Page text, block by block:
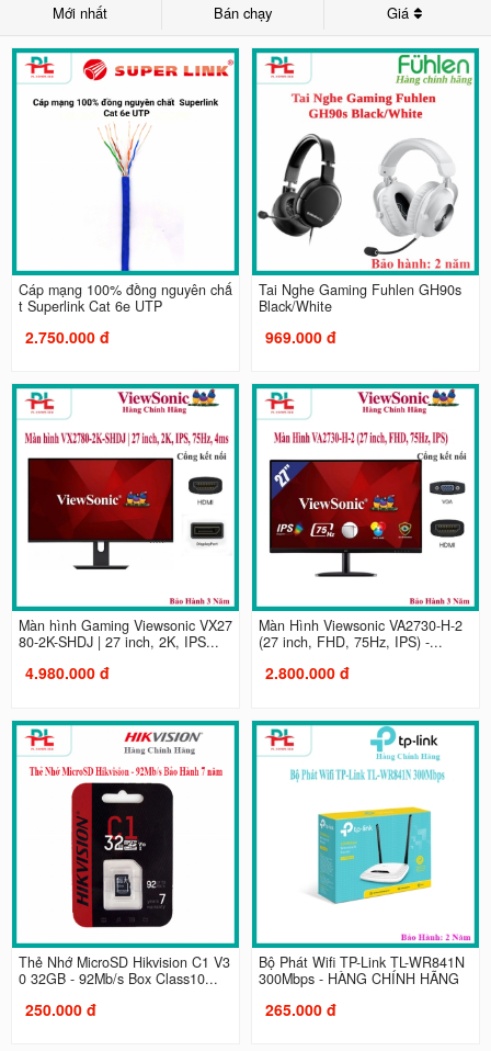
Mới nhất Bán chạy Giá
Cáp mạng 100% đồng nguyên chấ
t Superlink Cat 6e UTP
2.750.000 đ
Tai Nghe Gaming Fuhlen GH90s
Black/White
969.000 đ
Màn hình Gaming Viewsonic VX27
80-2K-SHDJ | 27 inch, 2K, IPS...
4.980.000 đ
Màn Hình Viewsonic VA2730-H-2
(27 inch, FHD, 75Hz, IPS) -...
2.800.000 đ
Thẻ Nhớ MicroSD Hikvision C1 V3
0 32GB - 92Mb/s Box Class10...
250.000 đ
Bộ Phát Wifi TP-Link TL-WR841N
300Mbps - HÀNG CHÍNH HÃNG
265.000 đ